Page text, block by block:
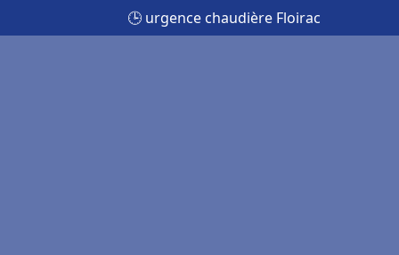
🕒 urgence chaudière Floirac